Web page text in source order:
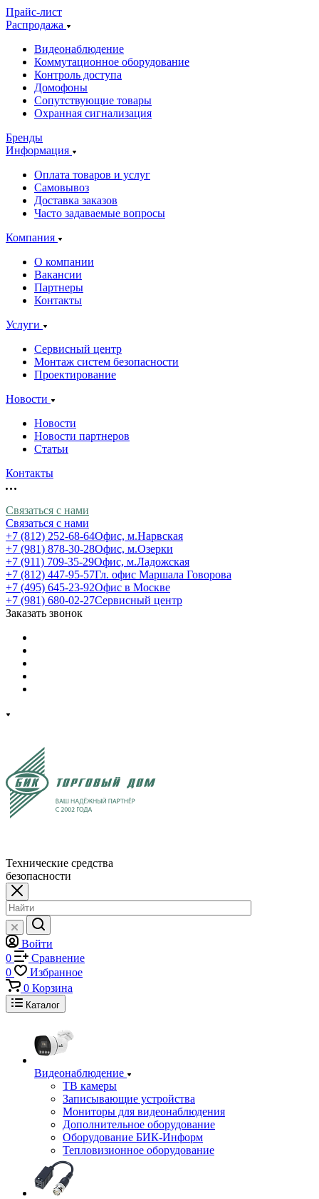
Прайс-лист
Распродажа
Видеонаблюдение
Коммутационное оборудование
Контроль доступа
Домофоны
Сопутствующие товары
Охранная сигнализация
Бренды
Информация
Оплата товаров и услуг
Самовывоз
Доставка заказов
Часто задаваемые вопросы
Компания
О компании
Вакансии
Партнеры
Контакты
Услуги
Сервисный центр
Монтаж систем безопасности
Проектирование
Новости
Новости
Новости партнеров
Статьи
Контакты
Связаться с нами
Связаться с нами
+7 (812) 252-68-64Офис, м.Нарвская
+7 (981) 878-30-28Офис, м.Озерки
+7 (911) 709-35-29Офис, м.Ладожская
+7 (812) 447-95-57Гл. офис Маршала Говорова
+7 (495) 645-23-92Офис в Москве
+7 (981) 680-02-27Сервисный центр
Заказать звонок
Технические средства
безопасности
Войти
0
Сравнение
0
Избранное
0 Корзина
Каталог
Видеонаблюдение
ТВ камеры
Записывающие устройства
Мониторы для видеонаблюдения
Дополнительное оборудование
Оборудование БИК-Информ
Тепловизионное оборудование